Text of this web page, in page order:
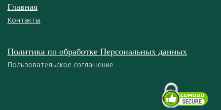
Главная
Контакты
Политика по обработке Персональных данных
Пользовательское соглашение